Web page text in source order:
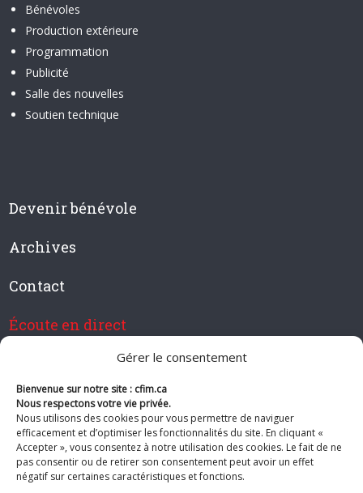
Gérer le consentement
Bienvenue sur notre site : cfim.ca
Nous respectons votre vie privée.
Nous utilisons des cookies pour vous permettre de naviguer
efficacement et d’optimiser les fonctionnalités du site. En cliquant «
Accepter », vous consentez à notre utilisation des cookies. Le fait de ne
pas consentir ou de retirer son consentement peut avoir un effet
négatif sur certaines caractéristiques et fonctions.
Bénévoles
Production extérieure
Programmation
Publicité
Salle des nouvelles
Soutien technique
Devenir bénévole
Archives
Contact
Écoute en direct
Devenir membre de CFIM
Suivez-nous